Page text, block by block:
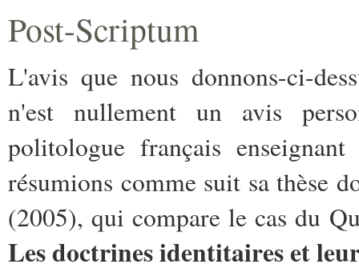
Post-Scriptum
L'avis que nous donnons-ci-
n'est nullement un avis
politologue français
résumions comme suit sa thèse
(2005), qui compare le cas du
Les doctrines identitaires et